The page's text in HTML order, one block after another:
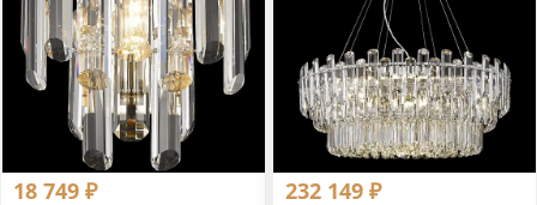
18 749 ₽ 232 149 ₽